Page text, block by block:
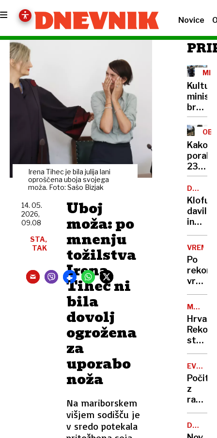
Novice
Irena Tihec je bila julija lani
oproščena uboja svojega
moža. Foto: Sašo Bizjak
Uboj
moža: po
mnenju
tožilstva
Irena
Tihec ni
bila
dovolj
ogrožena
za
uporabo
noža
Na mariborskem
višjem sodišču je
v sredo potekala
14. 05.
2026,
09.08
STA,
TAK
brez
Cigler
Kralj
za
avto
Kako
236
v
štirih
NASILJE
davil
in
grozil
z
nožem,
v
zapor
mu
ne
bo
treba
VREME
Po
valu
bomo
končno
3,3
Reko
čutili
smo
ga
tudi
v
EVROPA
GORI
z
na
požar: